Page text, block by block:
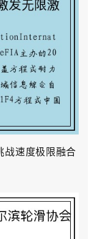
战速度极限融合